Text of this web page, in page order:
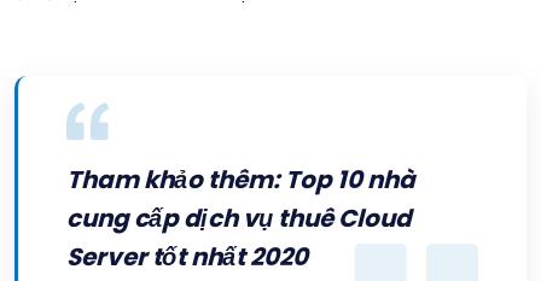
Tham khảo thêm:Top 10 nhà
cung cấp dịch vụ thuê Cloud
Server tốt nhất 2020